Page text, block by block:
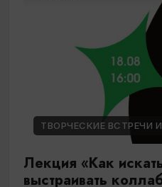
ТВОРЧЕСКИЕ ВСТРЕЧИ
Лекция «Как
выстраивать